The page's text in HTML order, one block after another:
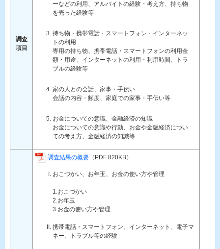
調査
項目
ーなどの利用、アルバイトの経験・考え方、持ち物
を売った経験等
持ち物・携帯電話・スマートフォン・インターネッ
トの利用
専用の持ち物、携帯電話・スマートフォンの利用金
額・用途、インターネットの利用・利用時間、トラ
ブルの経験等
家の人との会話、家事・手伝い
会話の内容・頻度、家庭での家事・手伝い等
お金についての意識、金融経済の知識
お金についての意識や行動、お金や金融経済につい
ての考え方、金融経済の知識等
調査結果の概要 （PDF 820KB）
おこづかい、お年玉、お金の使い方や管理
1.おこづかい
2.お年玉
3.お金の使い方や管理
携帯電話・スマートフォン、インターネット、電子マ
ネー、トラブル等の経験